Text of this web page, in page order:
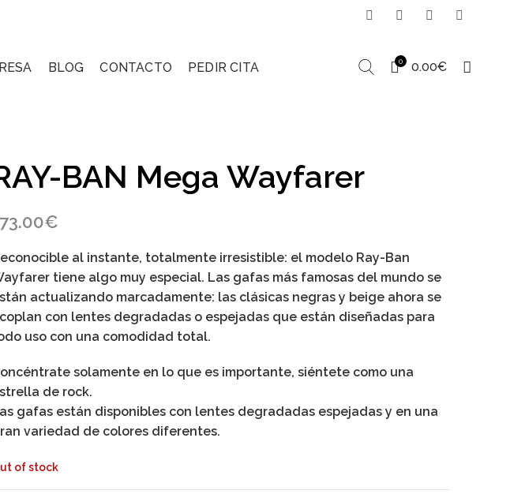
BLOG CONTACTO PEDIR CITA 0 0.00€
BAN Mega Wayfarer
€
al instante, totalmente irresistible: el modelo Ray-Ban
tiene algo muy especial. Las gafas más famosas del mundo se
actualizando marcadamente: las clásicas negras y beige ahora se
con lentes degradadas o espejadas que están diseñadas para
uso con una comodidad total.
solamente en lo que es importante, siéntete como una
de rock.
gafas están disponibles con lentes degradadas espejadas y en una
variedad de colores diferentes.
of stock